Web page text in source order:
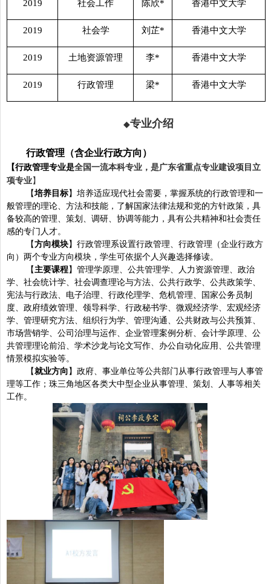
2019 社会工作 陈欣* 香港中文大学
2019 社会学 刘芷* 香港中文大学
2019 土地资源管理 李* 香港中文大学
2019 行政管理 梁* 香港中文大学
◆专业介绍
行政管理（含企业行政方向）
【行政管理专业是全国一流本科专业，是广东省重点专业建设项目立
项专业】
【培养目标】培养适应现代社会需要，掌握系统的行政管理和一
般管理的理论、方法和技能，了解国家法律法规和党的方针政策，具
备较高的管理、策划、调研、协调等能力，具有公共精神和社会责任
感的专门人才。
【方向模块】行政管理系设置行政管理、行政管理（企业行政方
向） 两个专业方向模块，学生可依据个人兴趣选择修读。
【主要课程】管理学原理、公共管理学、人力资源管理、政治
学、社会统计学、社会调查理论与方法、公共行政学、公共政策学、
宪法与行政法、电子治理、行政伦理学、危机管理、国家公务员制
度、政府绩效管理、领导科学、行政秘书学、微观经济学、宏观经济
学、管理研究方法、组织行为学、管理沟通、公共财政与公共预算、
市场营销学、公司治理与运作、企业管理案例分析、会计学原理、公
共管理理论前沿、学术沙龙与论文写作、办公自动化应用、公共管理
情景模拟实验等。
【就业方向】政府、事业单位等公共部门从事行政管理与人事管
理等工作；珠三角地区各类大中型企业从事管理、策划、人事等相关
工作。